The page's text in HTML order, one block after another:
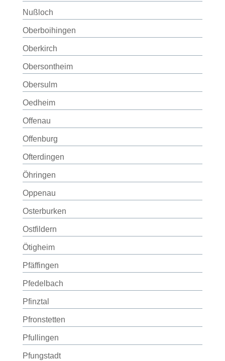
Nußloch
Oberboihingen
Oberkirch
Obersontheim
Obersulm
Oedheim
Offenau
Offenburg
Ofterdingen
Öhringen
Oppenau
Osterburken
Ostfildern
Ötigheim
Pfäffingen
Pfedelbach
Pfinztal
Pfronstetten
Pfullingen
Pfungstadt